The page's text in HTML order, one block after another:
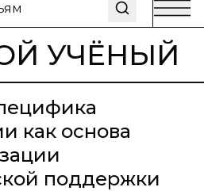
УЧЁНЫЙ
как основа
поддержки